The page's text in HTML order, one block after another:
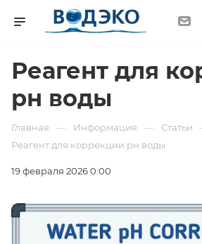
Реагент для
рн воды
Главная — Информация — Статьи
Реагент для коррекции рн воды
19 февраля 2026 0:00